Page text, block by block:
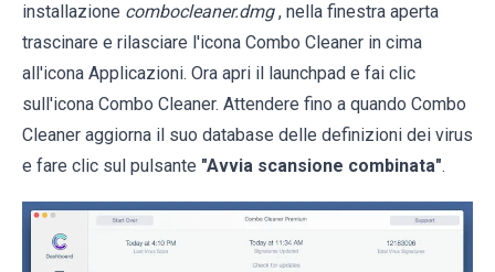
installazione combocleaner.dmg , nella finestra aperta
trascinare e rilasciare l'icona Combo Cleaner in cima
all'icona Applicazioni. Ora apri il launchpad e fai clic
sull'icona Combo Cleaner. Attendere fino a quando Combo
Cleaner aggiorna il suo database delle definizioni dei virus
e fare clic sul pulsante "Avvia scansione combinata".